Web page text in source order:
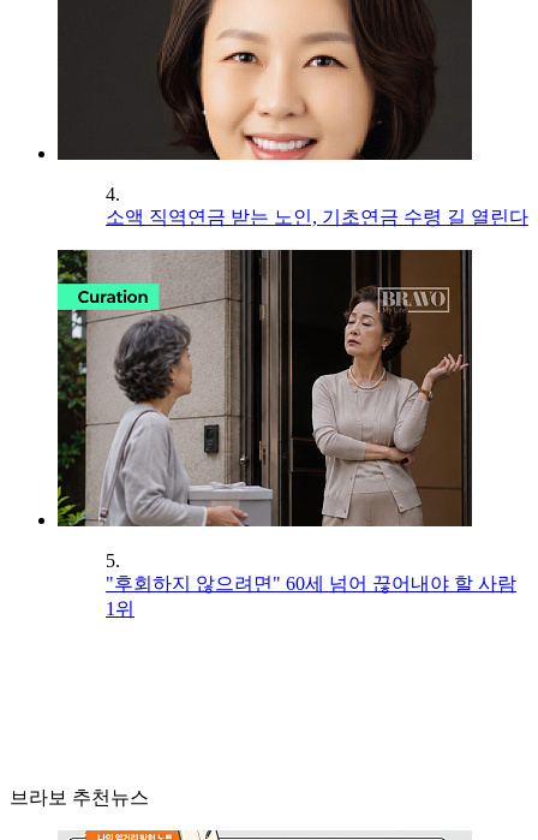
4.
소액 직역연금 받는 노인, 기초연금 수령 길 열린다
5.
"후회하지 않으려면" 60세 넘어 끊어내야 할 사람
1위
브라보 추천뉴스